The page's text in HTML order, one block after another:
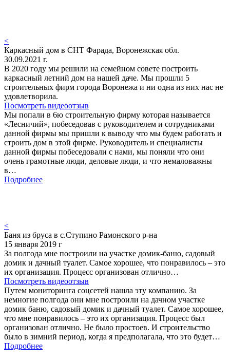
<
Каркасный дом в СНТ Фарада, Воронежская обл.
30.09.2021 г.
В 2020 году мы решили на семейном совете построить
каркасный летний дом на нашей даче. Мы прошли 5
строительных фирм города Воронежа и ни одна из них нас не
удовлетворила.
Посмотреть видеоотзыв
Мы попали в 6ю строительную фирму которая называется
«Лесничий», побеседовав с руководителем и сотрудниками
данной фирмы мы пришли к выводу что мы будем работать и
строить дом в этой фирме. Руководитель и специалисты
данной фирмы побеседовали с нами, мы поняли что они
очень грамотные люди, деловые люди, и что немаловажны
в…
Подробнее
<
Баня из бруса в с.Ступино Рамонского р-на
15 января 2019 г
За полгода мне построили на участке домик-баню, садовый
домик и дачный туалет. Самое хорошее, что понравилось – это
их организация. Процесс организован отлично…
Посмотреть видеоотзыв
Путем мониторинга соцсетей нашла эту компанию. За
немногие полгода они мне построили на дачном участке
домик баню, садовый домик и дачный туалет. Самое хорошее,
что мне понравилось – это их организация. Процесс был
организован отлично. Не было простоев. И строительство
было в зимний период, когда я предполагала, что это будет…
Подробнее